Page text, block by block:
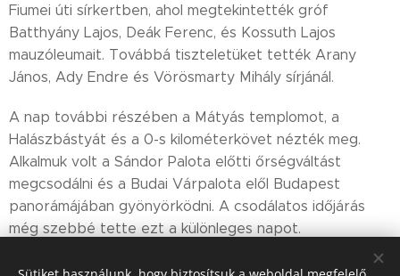
Fiumei úti sírkertben, ahol megtekintették gróf
Batthyány Lajos, Deák Ferenc, és Kossuth Lajos
mauzóleumait. Továbbá tiszteletüket tették Arany
János, Ady Endre és Vörösmarty Mihály sírjánál.
A nap további részében a Mátyás templomot, a
Halászbástyát és a 0-s kilométerkövet nézték meg.
Alkalmuk volt a Sándor Palota előtti őrségváltást
megcsodálni és a Budai Várpalota elől Budapest
panorámájában gyönyörködni. A csodálatos időjárás
még szebbé tette ezt a különleges napot.